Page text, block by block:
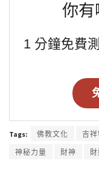
你有
1 分鐘免費
Tags: 佛教文化 吉祥
神秘力量
財神 財